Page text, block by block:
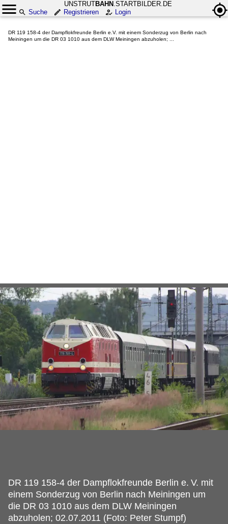
UNSTRUTBAHN .STARTBILDER.DE
Suche
Registrieren Login
DR 119 158-4 der Dampflokfreunde Berlin e.V. mit einem Sonderzug von Berlin nach
Meiningen um die DR 03 1010 aus dem DLW Meiningen abzuholen; ...
DR 119 158-4 der Dampflokfreunde Berlin e. V. mit
einem Sonderzug von Berlin nach Meiningen um
die DR 03 1010 aus dem DLW Meiningen
abzuholen; 02.07.2011 (Foto: Peter Stumpf)